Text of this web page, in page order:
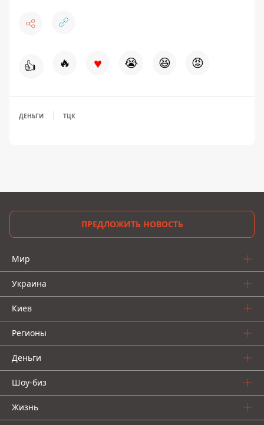
👍 🔥 ♥ 😭 😆 😡
ДЕНЬГИ ТЦК
ПРЕДЛОЖИТЬ НОВОСТЬ
Мир
Украина
Киев
Регионы
Деньги
Шоу-биз
Жизнь